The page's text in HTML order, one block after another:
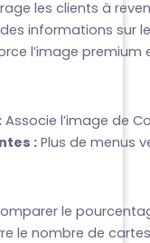
les clients à
informations sur
l’image
Associe l’image de
: Plus de menus
le
le nombre de